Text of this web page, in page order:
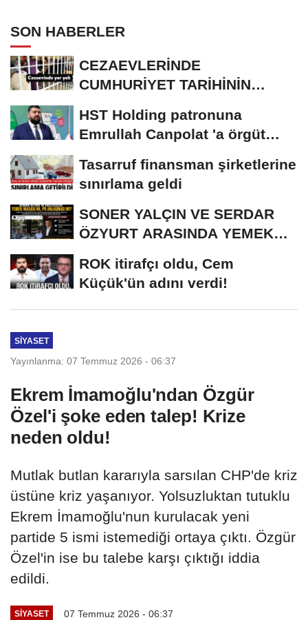
SON HABERLER
CEZAEVLERİNDE
CUMHURİYET TARİHİNİN
KİŞİ...
HST Holding patronuna
Emrullah Canpolat 'a örgüt
Tasarruf finansman şirketlerine
sınırlama geldi
SONER YALÇIN VE SERDAR
ÖZYURT ARASINDA YEMEK
ROK itirafçı oldu, Cem
Küçük'ün adını verdi!
SIYASET
Yayınlanma: 07 Temmuz 2026 - 06:37
Ekrem İmamoğlu'ndan Özgür
Özel'i şoke eden talep! Krize
neden oldu!
Mutlak butlan kararıyla sarsılan CHP'de kriz
üstüne kriz yaşanıyor. Yolsuzluktan tutuklu
Ekrem İmamoğlu'nun kurulacak yeni
partide 5 ismi istemediği ortaya çıktı. Özgür
Özel'in ise bu talebe karşı çıktığı iddia
edildi.
SIYASET 07 Temmuz 2026 - 06:37